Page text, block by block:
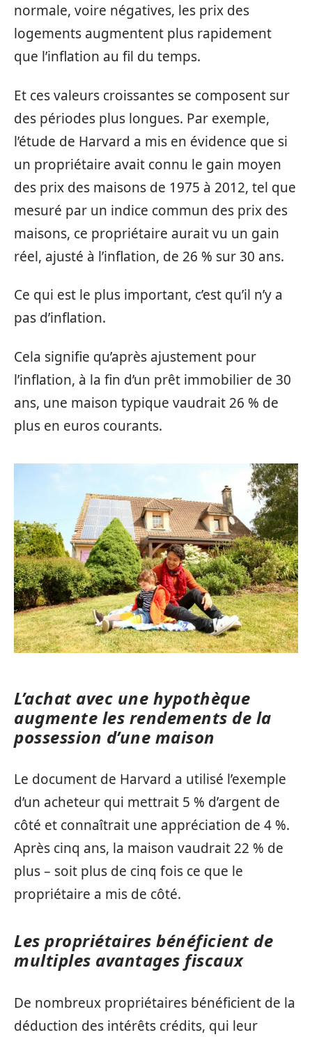
normale, voire négatives, les prix des
logements augmentent plus rapidement
que l’inflation au fil du temps.
Et ces valeurs croissantes se composent sur
des périodes plus longues. Par exemple,
l’étude de Harvard a mis en évidence que si
un propriétaire avait connu le gain moyen
des prix des maisons de 1975 à 2012, tel que
mesuré par un indice commun des prix des
maisons, ce propriétaire aurait vu un gain
réel, ajusté à l’inflation, de 26 % sur 30 ans.
Ce qui est le plus important, c’est qu’il n’y a
pas d’inflation.
Cela signifie qu’après ajustement pour
l’inflation, à la fin d’un prêt immobilier de 30
ans, une maison typique vaudrait 26 % de
plus en euros courants.
L’achat avec une hypothèque
augmente les rendements de la
possession d’une maison
Le document de Harvard a utilisé l’exemple
d’un acheteur qui mettrait 5 % d’argent de
côté et connaîtrait une appréciation de 4 %.
Après cinq ans, la maison vaudrait 22 % de
plus – soit plus de cinq fois ce que le
propriétaire a mis de côté.
Les propriétaires bénéficient de
multiples avantages fiscaux
De nombreux propriétaires bénéficient de la
déduction des intérêts crédits, qui leur